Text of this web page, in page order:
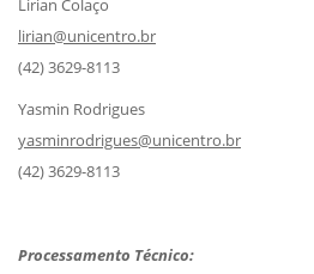
Lirian Colaço
lirian@unicentro.br
(42) 3629-8113
Yasmin Rodrigues
yasminrodrigues@unicentro.br
(42) 3629-8113
Processamento Técnico: